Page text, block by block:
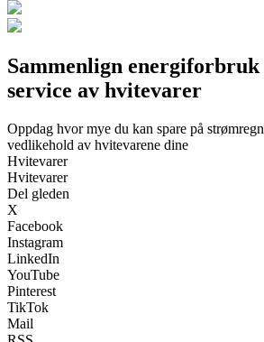
Sammenlign
service av hvitevarer
Oppdag hvor mye du kan spare på
vedlikehold av hvitevarene dine
Hvitevarer
Hvitevarer
Del gleden
X
Facebook
Instagram
LinkedIn
YouTube
Pinterest
TikTok
Mail